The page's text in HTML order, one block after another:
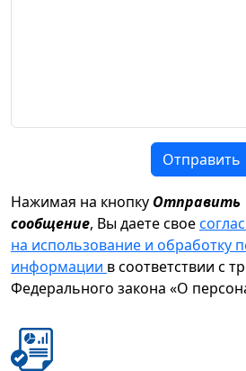
Отправить
Нажимая на кнопку Отправить
сообщение, Вы даете свое
на использование и обработку
информации в соответствии с
Федерального закона «О